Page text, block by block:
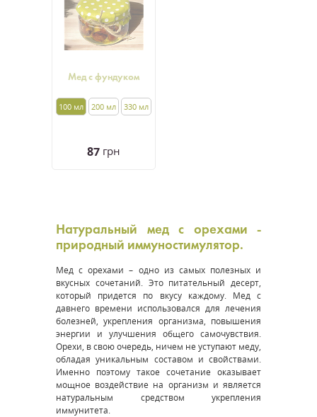
Мед с фундуком
100 мл 200 мл 330 мл
87 грн
Натуральный мед с орехами -
природный иммуностимулятор.
Мед с орехами – одно из самых полезных и
вкусных сочетаний. Это питательный десерт,
который придется по вкусу каждому. Мед с
давнего времени использовался для лечения
болезней, укрепления организма, повышения
энергии и улучшения общего самочувствия.
Орехи, в свою очередь, ничем не уступают меду,
обладая уникальным составом и свойствами.
Именно поэтому такое сочетание оказывает
мощное воздействие на организм и является
натуральным средством укрепления
иммунитета.